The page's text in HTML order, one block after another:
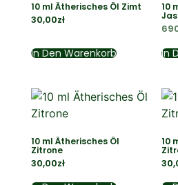
10 ml Ätherisches Öl Zimt
30,00zł
In Den Warenkorb
10
In
10 ml Ätherisches Öl
Zitrone
30,00zł
10